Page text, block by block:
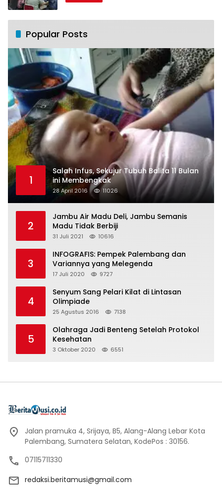
Popular Posts
1
Salah Infus, Sekujur Tubuh Balita 11 Bulan
ini Membengkak
28 April 2016 11026
2
Jambu Air Madu Deli, Jambu Semanis
Madu Tidak Berbiji
31 Juli 2021 10616
3
INFOGRAFIS: Pempek Palembang dan
Variannya yang Melegenda
17 Juli 2020 9727
4
Senyum Sang Pelari Kilat di Lintasan
Olimpiade
25 Agustus 2016 7138
5
Olahraga Jadi Benteng Setelah Protokol
Kesehatan
3 Oktober 2020 6551
Jalan pramuka 4, Srijaya, B5, Alang-Alang Lebar Kota
Palembang, Sumatera Selatan, KodePos : 30156.
07115711330
redaksi.beritamusi@gmail.com